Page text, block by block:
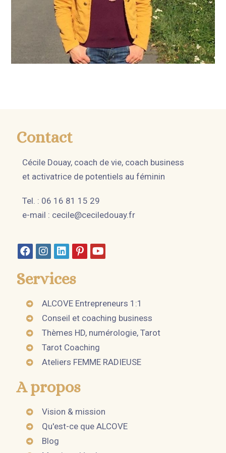
Contact
Cécile Douay, coach de vie, coach business
et activatrice de potentiels au féminin
Tel. : 06 16 81 15 29
e-mail : cecile@ceciledouay.fr
Services
ALCOVE Entrepreneurs 1:1
Conseil et coaching business
Thèmes HD, numérologie, Tarot
Tarot Coaching
Ateliers FEMME RADIEUSE
A propos
Vision & mission
Qu'est-ce que ALCOVE
Blog